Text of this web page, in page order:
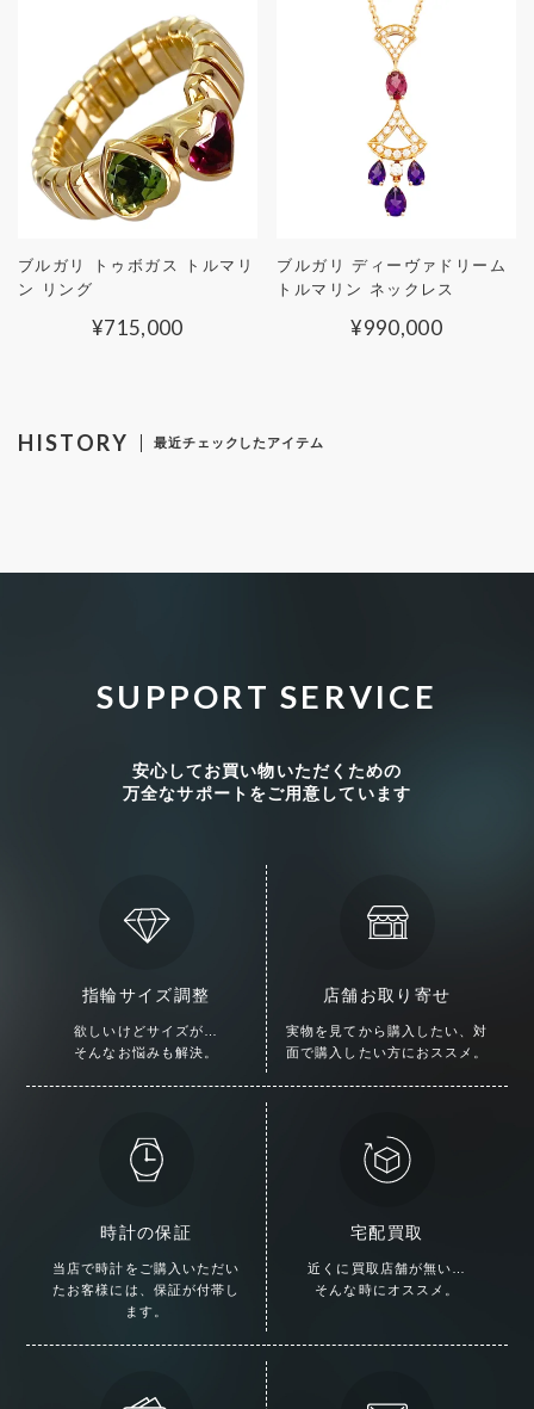
ブルガリ トゥボガス トルマリ
ン リング
¥715,000
ブルガリ ディーヴァドリーム
トルマリン ネックレス
¥990,000
HISTORY 最近チェックしたアイテム
SUPPORT SERVICE
安心してお買い物いただくための
万全なサポートをご用意しています
指輪サイズ調整
欲しいけどサイズが…
そんなお悩みも解決。
店舗お取り寄せ
実物を見てから購入したい、対
面で購入したい方におススメ。
時計の保証
当店で時計をご購入いただい
た お客様には、保証が付帯し
ます。
宅配買取
近くに買取店舗が無い…
そんな時にオススメ。